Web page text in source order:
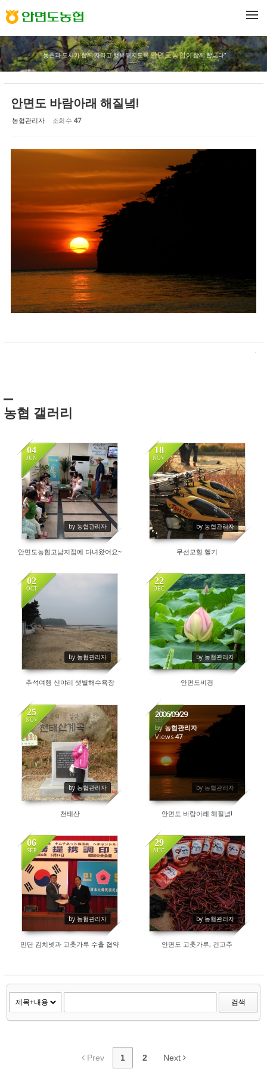
"농촌과 도시가 함께 자라고 행복해지도록안면도농협이 함께 합니다"
안면도 바람아래 해질녘!
농협관리자 조회 수 47
농협 갤러리
04
JUN
by 농협관리자
584
안면도농협고남지점에 다녀왔어요~
18
NOV
by 농협관리자
106
무선모형 헬기
02
OCT
by 농협관리자
추석여행 신야리 샛별해수욕장
22
DEC
by 농협관리자
55
안면도비경
25
NOV
by 농협관리자
132
천태산
29
SEP
by 농협관리자
2006/09/29
by농협관리자
Views47
안면도 바람아래 해질녘!
06
SEP
by 농협관리자
160
민단 김치넷과 고춧가루 수출 협약
29
AUG
by 농협관리자
222
안면도 고춧가루, 건고추
검색
Prev 1 2 Next